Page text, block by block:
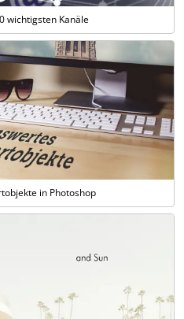
wichtigsten Kanäle
in Photoshop